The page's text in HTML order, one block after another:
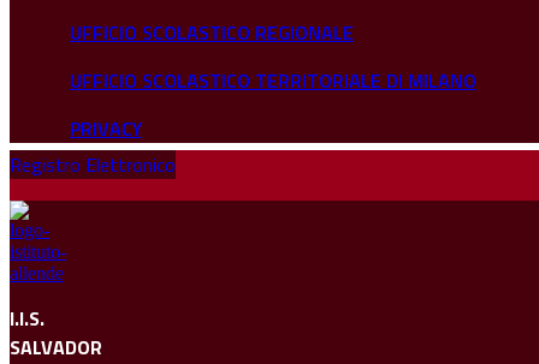
UFFICIO SCOLASTICO REGIONALE
UFFICIO SCOLASTICO TERRITORIALE DI MILANO
PRIVACY
Registro Elettronico
I.I.S.
SALVADOR